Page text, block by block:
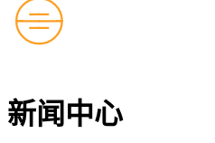
新闻中心